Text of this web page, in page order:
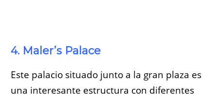
4. Maler’s Palace
Este palacio situado junto a la gran plaza es
una interesante estructura con diferentes